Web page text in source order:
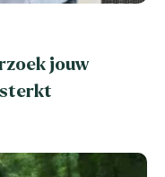
jouw